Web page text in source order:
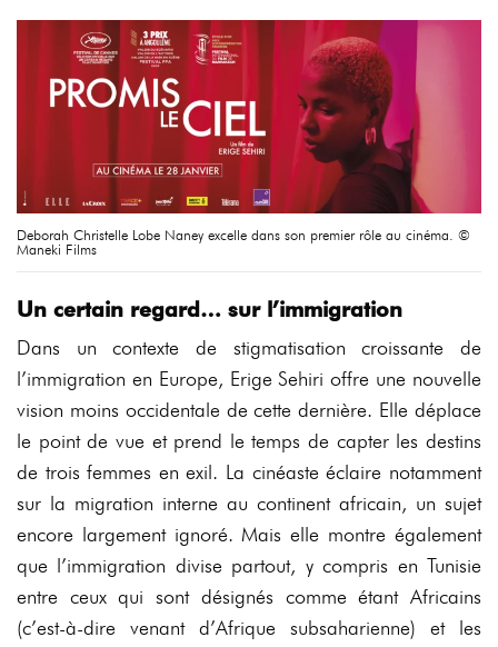
Deborah Christelle Lobe Naney excelle dans son premier rôle au cinéma. ©
Maneki Films
Un certain regard… sur l’immigration
Dans un contexte de stigmatisation croissante de
l’immigration en Europe, Erige Sehiri offre une nouvelle
vision moins occidentale de cette dernière. Elle déplace
le point de vue et prend le temps de capter les destins
de trois femmes en exil. La cinéaste éclaire notamment
sur la migration interne au continent africain, un sujet
encore largement ignoré. Mais elle montre également
que l’immigration divise partout, y compris en Tunisie
entre ceux qui sont désignés comme étant Africains
(c’est-à-dire venant d’Afrique subsaharienne) et les